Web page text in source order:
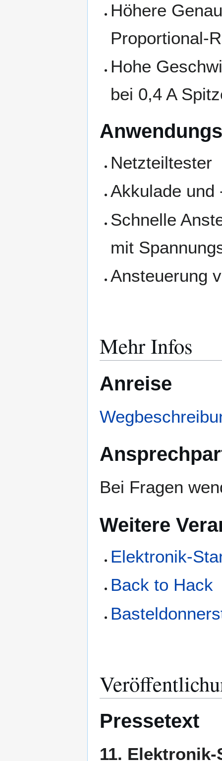
Höhere
Proportional-
Hohe
bei 0,4 A
Netzteiltester
Akkulade und
Schnelle
mit
Ansteuerung
Mehr Infos
Anreise
Bei Fragen
Weitere
Elektronik-
Back to Hack
Pressetext
11.